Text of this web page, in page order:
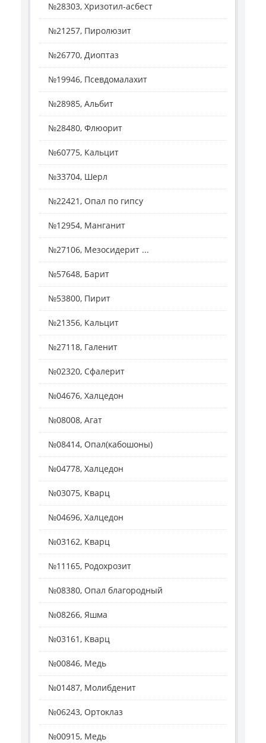
№28303, Хризотил-асбест
№21257, Пиролюзит
№26770, Диоптаз
№19946, Псевдомалахит
№28985, Альбит
№28480, Флюорит
№60775, Кальцит
№33704, Шерл
№22421, Опал по гипсу
№12954, Манганит
№27106, Мезосидерит ...
№57648, Барит
№53800, Пирит
№21356, Кальцит
№27118, Галенит
№02320, Сфалерит
№04676, Халцедон
№08008, Агат
№08414, Опал(кабошоны)
№04778, Халцедон
№03075, Кварц
№04696, Халцедон
№03162, Кварц
№11165, Родохрозит
№08380, Опал благородный
№08266, Яшма
№03161, Кварц
№00846, Медь
№01487, Молибденит
№06243, Ортоклаз
№00915, Медь